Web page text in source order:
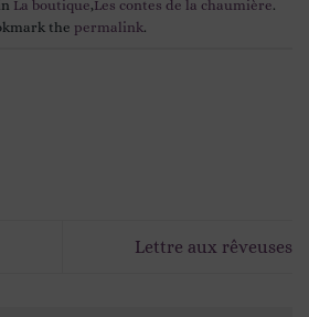
La boutique,Les contes de la chaumière.
the permalink.
Lettre aux rêveuses